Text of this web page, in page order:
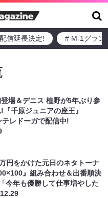
信延長決定! # M-1グラン
登場＆デニス 植野が5年ぶり参
千原ジュニアの座王』
テレドーガで配信中!
円をかけた元日のネタトーナ
』組み合わせ＆出番順決
今年も優勝して仕事増やした